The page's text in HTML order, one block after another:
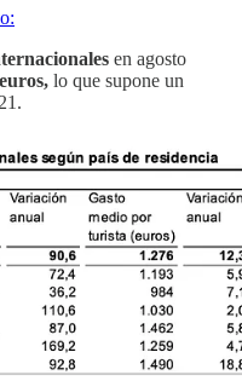
en agosto
lo que supone un